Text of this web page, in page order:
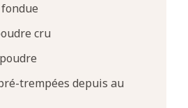
fondue
cru
trempées depuis au